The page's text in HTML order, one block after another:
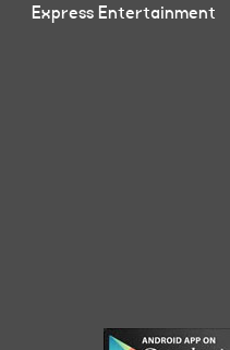
Express Entertainment